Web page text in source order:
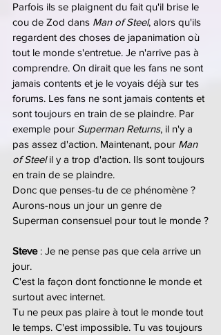
Parfois ils se plaignent du fait qu'il brise le
cou de Zod dans Man of Steel, alors qu'ils
regardent des choses de japanimation où
tout le monde s'entretue. Je n'arrive pas à
comprendre. On dirait que les fans ne sont
jamais contents et je le voyais déjà sur tes
forums. Les fans ne sont jamais contents et
sont toujours en train de se plaindre. Par
exemple pour Superman Returns, il n'y a
pas assez d'action. Maintenant, pour Man
of Steel il y a trop d'action. Ils sont toujours
en train de se plaindre.
Donc que penses-tu de ce phénomène ?
Aurons-nous un jour un genre de
Superman consensuel pour tout le monde ?
Steve : Je ne pense pas que cela arrive un
jour.
C'est la façon dont fonctionne le monde et
surtout avec internet.
Tu ne peux pas plaire à tout le monde tout
le temps. C'est impossible. Tu vas toujours